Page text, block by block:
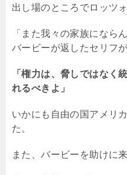
出し場のところでロッツ
「また我々の家族になら
バービーが返したセリフ
「権力は、脅しではなく
れるべきよ」
いかにも自由の国アメリ
た。
また、バービーを助けに